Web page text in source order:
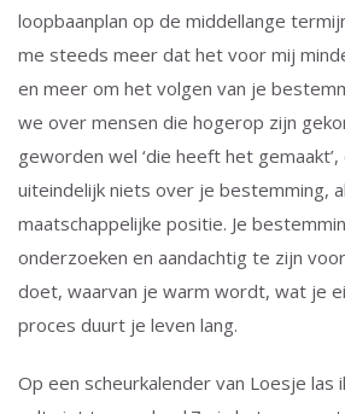
loopbaanplan op de middellange
me steeds meer dat het voor mij
en meer om het volgen van je
we over mensen die hogerop zijn
geworden wel ‘die heeft het
uiteindelijk niets over je bestemming,
maatschappelijke positie. Je
onderzoeken en aandachtig te zijn
doet, waarvan je warm wordt, wat je
proces duurt je leven lang.
Op een scheurkalender van Loesje las